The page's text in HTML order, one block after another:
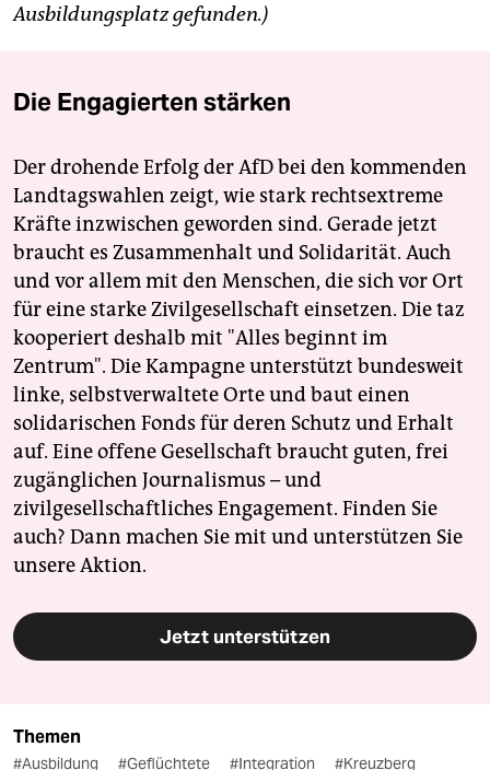
Ausbildungsplatz gefunden.)
Die Engagierten stärken
Der drohende Erfolg der AfD bei den kommenden
Landtagswahlen zeigt, wie stark rechtsextreme
Kräfte inzwischen geworden sind. Gerade jetzt
braucht es Zusammenhalt und Solidarität. Auch
und vor allem mit den Menschen, die sich vor Ort
für eine starke Zivilgesellschaft einsetzen. Die taz
kooperiert deshalb mit "Alles beginnt im
Zentrum". Die Kampagne unterstützt bundesweit
linke, selbstverwaltete Orte und baut einen
solidarischen Fonds für deren Schutz und Erhalt
auf. Eine offene Gesellschaft braucht guten, frei
zugänglichen Journalismus – und
zivilgesellschaftliches Engagement. Finden Sie
auch? Dann machen Sie mit und unterstützen Sie
unsere Aktion.
Jetzt unterstützen
Themen
#Ausbildung #Geflüchtete #Integration #Kreuzberg